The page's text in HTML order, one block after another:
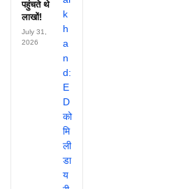
पहुंचते थे
लाखों!
July 31,
2026